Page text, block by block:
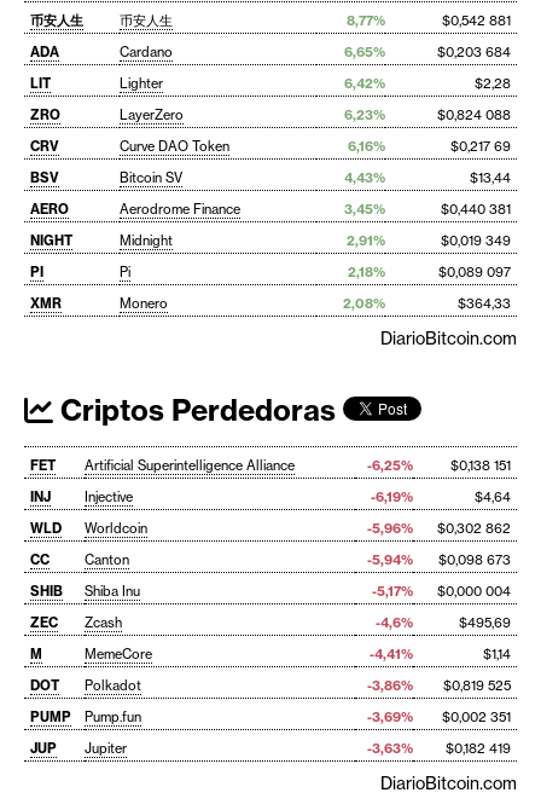
币安人生 币安人生 8,77%
$0,542 881
ADA
Cardano 6,65%
$0,203 684
LIT
Lighter 6,42%
$2,28
ZRO
LayerZero 6,23%
$0,824 088
CRV
Curve DAO Token 6,16%
$0,217 69
BSV
Bitcoin SV 4,43%
$13,44
AERO
Aerodrome Finance 3,45%
$0,440 381
NIGHT
Midnight 2,91%
$0,019 349
PI
Pi 2,18%
$0,089 097
XMR
Monero 2,08% $364,33
DiarioBitcoin.com
Criptos Perdedoras
FET Artificial Superintelligence Alliance -6,25%
$0,138 151
INJ
Injective -6,19%
$4,64
WLD
Worldcoin -5,96%
$0,302 862
CC
Canton -5,94%
$0,098 673
SHIB
Shiba Inu -5,17%
$0,000 004
ZEC
Zcash -4,6%
$495,69
M
MemeCore -4,41%
$1,14
DOT
Polkadot -3,86%
$0,819 525
PUMP
Pump.fun -3,69%
$0,002 351
JUP
Jupiter -3,63% $0,182 419
DiarioBitcoin.com